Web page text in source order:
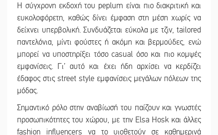
Η σύγχρονη εκδοχή του peplum είναι πιο διακριτική και
ευκολοφόρετη, καθώς δίνει έμφαση στη μέση χωρίς να
δείχνει υπερβολική. Συνδυάζεται εύκολα με τζιν, tailored
παντελόνια, μίντι φούστες ή ακόμη και βερμούδες, ενώ
μπορεί να υποστηρίξει τόσο casual όσο και πιο κομψές
εμφανίσεις. Γι’ αυτό και έχει ήδη αρχίσει να κερδίζει
έδαφος στις street style εμφανίσεις μεγάλων πόλεων της
μόδας.
Σημαντικό ρόλο στην αναβίωσή του παίζουν και γνωστές
προσωπικότητες του χώρου, με την Elsa Hosk και άλλες
fashion influencers να το υιοθετούν σε καθημερινά